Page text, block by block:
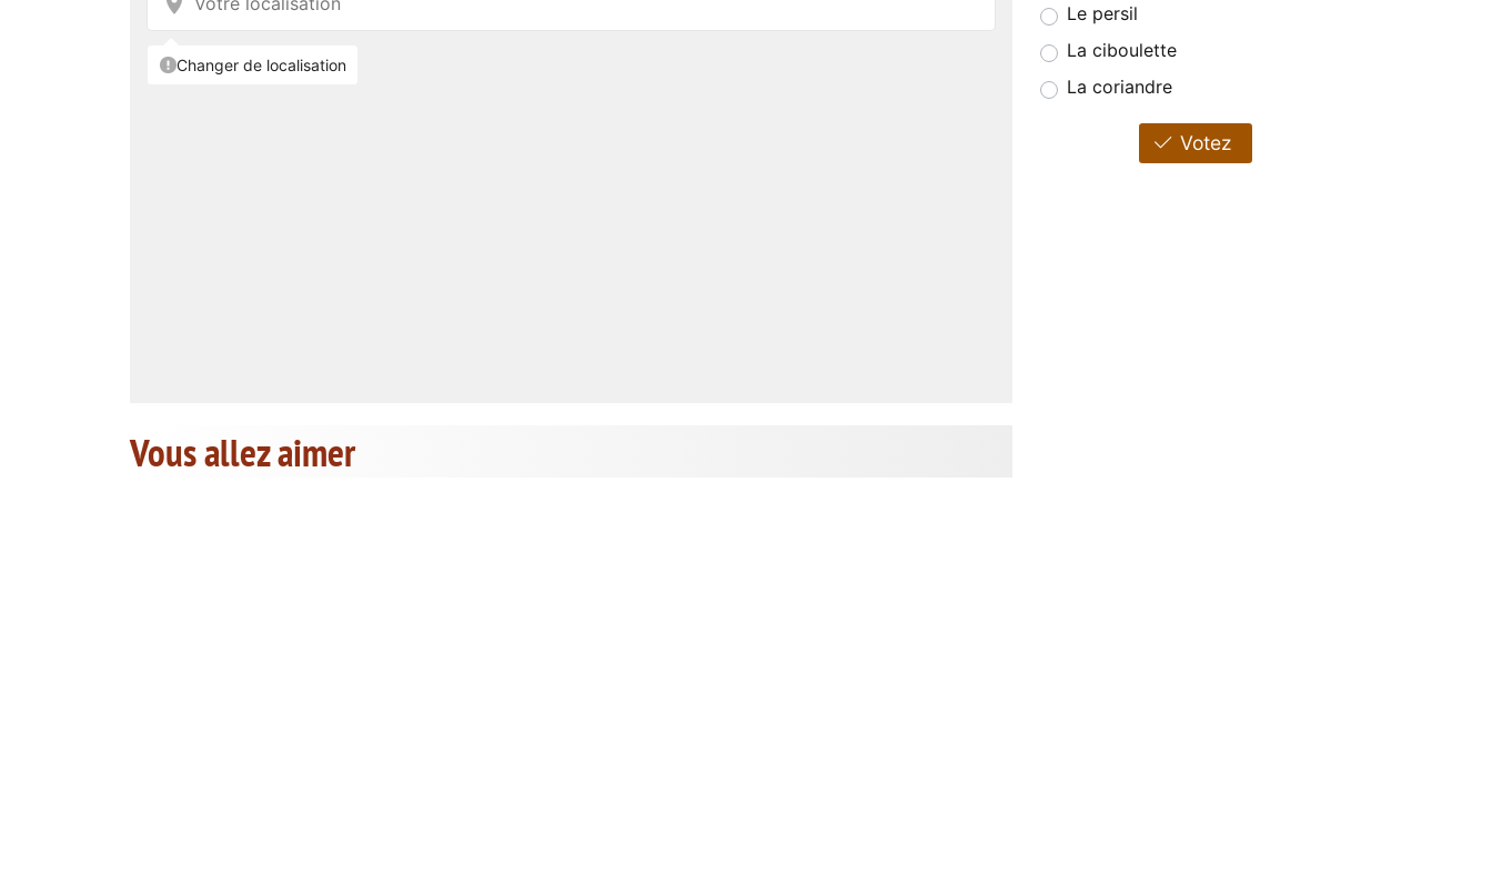
Vous allez aimer
Le persil
La ciboulette
La coriandre
Votez